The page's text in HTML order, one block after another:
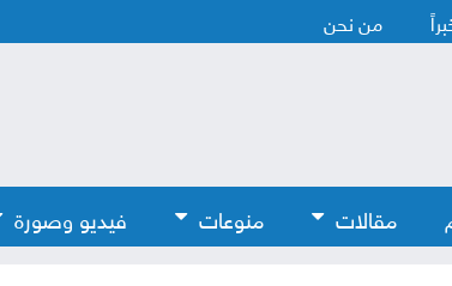
من نحن
مقالات منوعات فيديو وصورة